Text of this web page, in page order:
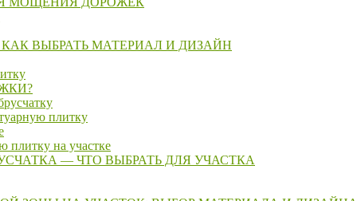
ВЫБРАТЬ МАТЕРИАЛ И ДИЗАЙН
плитку
плитку на участке
— ЧТО ВЫБРАТЬ ДЛЯ УЧАСТКА